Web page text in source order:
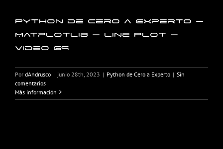
Python de Cero a Experto –
Matplotlib – Line Plot –
Video 69
Por dAndrusco | junio 28th, 2023 | Python de Cero a Experto | Sin
comentarios
Más información